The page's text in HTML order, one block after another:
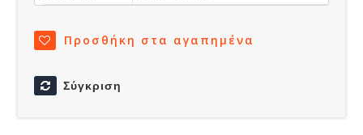
Προσθήκη στα αγαπημένα
Σύγκριση